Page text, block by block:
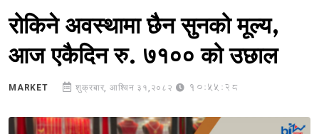
रोकिने अवस्थामा छैन सुनको मूल्य,
आज एकैदिन रु. ७१०० को उछाल
MARKET शुक्रबार, आश्विन ३१,२०८२ 10:55:28